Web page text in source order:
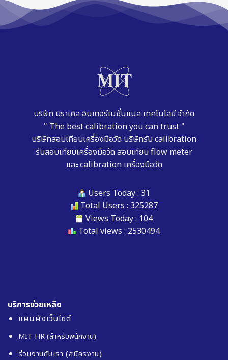
Meter
บริษัท มิราเคิล อินเตอร์เนชั่นแนล เทคโนโลยี จำกัด
" The best calibration you can trust "
บริษัทสอบเทียบเครื่องมือวัด บริษัทรับ calibration
รับสอบเทียบเครื่องมือวัด สอบเทียบ flow meter
และcalibration เครื่องมือวัด
Users Today : 31
Total Users : 325287
Views Today : 104
Total views : 2530494
บริการช่วยเหลือ
แผนผังเว็บไซต์
MIT HR (สำหรับพนักงาน)
ร่วมงานกับเรา (สมัครงาน)